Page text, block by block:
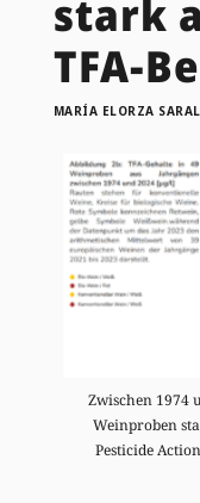
stark
TFA-
MARÍA ELORZA
Zwischen 1974
Weinproben
Pesticide